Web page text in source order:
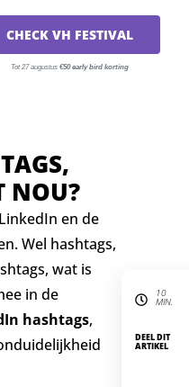
CHECK VH FESTIVAL
Tot 27 augustus€50 early bird korting
NOU?
en de
Wel hashtags,
wat is
in de
hashtags,
10
MIN.
DEEL DIT
ARTIKEL